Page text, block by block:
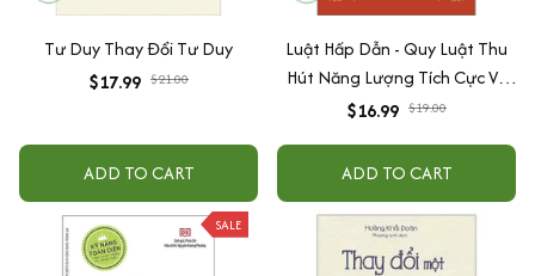
Tư Duy Thay Đổi Tư Duy
$17.99 $21.00
ADD TO CART
Luật Hấp Dẫn - Quy Luật Thu
Hút Năng Lượng Tích Cực Và
May Mắn Trong Cuộc Sống
$16.99 $19.00
ADD TO CART
SALE